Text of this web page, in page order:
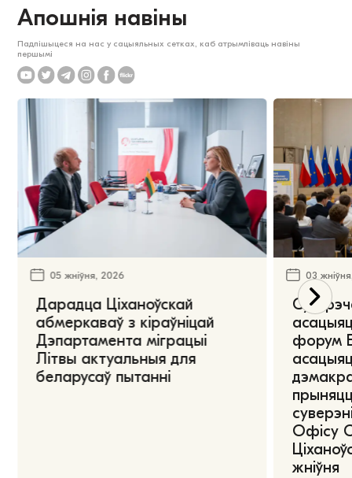
Апошнія навіны
Падпішыцеся на нас у сацыяльных сетках, каб атрымліваць навіны
першымі
05 жніўня, 2026
Дарадца Ціханоўскай
абмеркаваў з кіраўніцай
Дэпартамента міграцыі
Літвы актуальныя для
беларусаў пытанні
03
форум
Офісу
жніўня